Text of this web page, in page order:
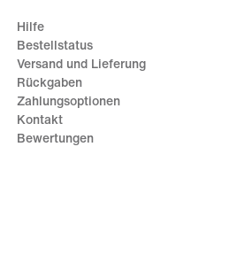
Hilfe
Bestellstatus
Versand und Lieferung
Rückgaben
Zahlungsoptionen
Kontakt
Bewertungen